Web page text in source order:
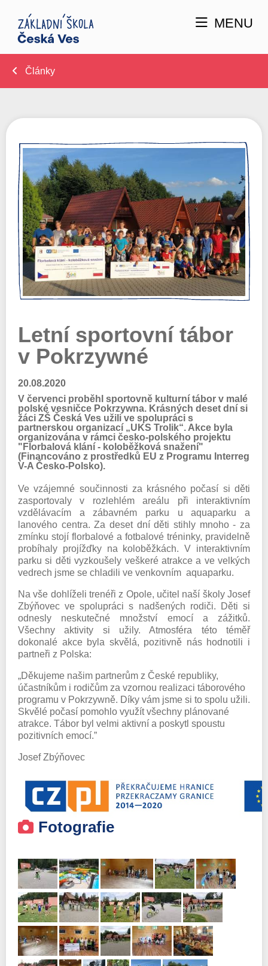
MENU
Články
Letní sportovní tábor
v Pokrzywné
20.08.2020
V červenci proběhl sportovně kulturní tábor v malé
polské vesničce Pokrzywna. Krásných deset dní si
žáci ZŠ Česká Ves užili ve spolupráci s
partnerskou organizací „UKS Trolik“. Akce byla
organizována v rámci česko-polského projektu
"Florbalová klání - koloběžková snažení"
(Financováno z prostředků EU z Programu Interreg
V-A Česko-Polsko).
Ve vzájemné součinnosti za krásného počasí si děti
zasportovaly v rozlehlém areálu při interaktivním
vzdělávacím a zábavném parku u aquaparku a
lanového centra. Za deset dní děti stihly mnoho - za
zmínku stojí florbalové a fotbalové tréninky, pravidelně
probíhaly projížďky na koloběžkách. V interaktivním
parku si děti vyzkoušely veškeré atrakce a ve velkých
vedrech jsme se chladili ve venkovním aquaparku.
Na vše dohlíželi trenéři z Opole, učitel naší školy Josef
Zbýňovec ve spolupráci s nadšených rodiči. Děti si
odnesly neskutečné množství emocí a zážitků.
Všechny aktivity si užily. Atmosféra této téměř
dokonalé akce byla skvělá, pozitivně nás hodnotili i
partneři z Polska:
„Děkujeme našim partnerům z České republiky,
účastníkům i rodičům za vzornou realizaci táborového
programu v Pokrzywně. Díky vám jsme si to spolu užili.
Skvělé počasí pomohlo využít všechny plánované
atrakce. Tábor byl velmi aktivní a poskytl spoustu
pozitivních emocí.”
Josef Zbýňovec
Fotografie